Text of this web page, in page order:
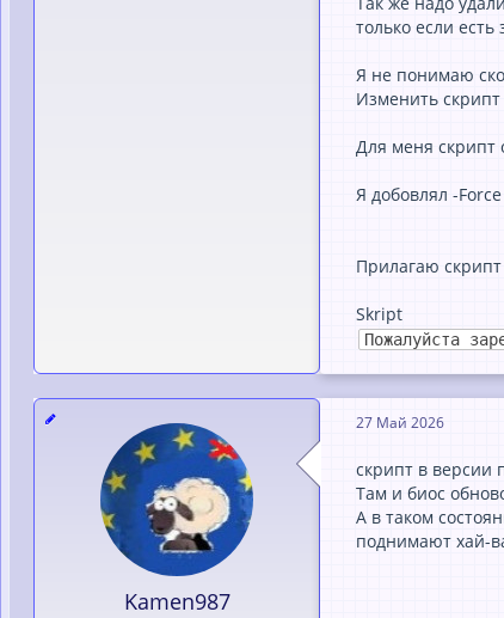
только если
Я не понимаю
Изменить
Для меня скрипт
Я добoвлял -
Прилагаю
Skript
Пожалуйста
Kamen987
27 Май 2026
скрипт в версии
Там и биос
А в таком
поднимают хай-